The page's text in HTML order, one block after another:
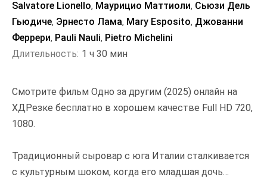
Смотрите фильм Одно за другим (2025) онлайн на
ХДРезке бесплатно в хорошем качестве Full HD 720,
1080.
Традиционный сыровар с юга Италии сталкивается
с культурным шоком, когда его младшая дочь
Salvatore Lionello, Маурицио Маттиоли, Сьюзи Дель
Гьюдиче, Эрнесто Лама, Mary Esposito, Джованни
Феррери, Pauli Nauli, Pietro Michelini
Длительность: 1 ч 30 мин